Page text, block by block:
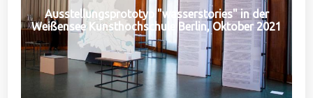
Ausstellungsprototyp "wasserstories" in der
Weißensee Kunsthochschule Berlin, Oktober 2021